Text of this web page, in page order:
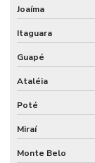
Joaíma
Itaguara
Guapé
Ataléia
Poté
Miraí
Monte Belo